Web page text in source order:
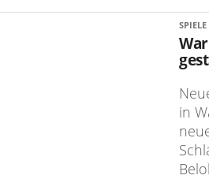
SPIELE
in